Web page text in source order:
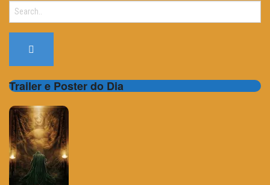
Search
Trailer e Poster do Dia